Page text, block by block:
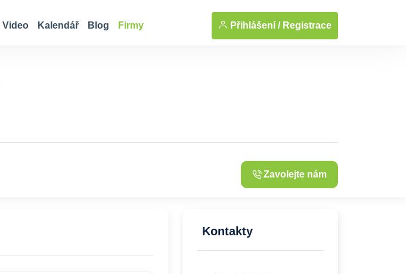
Video Kalendář Blog Firmy Přihlášení / Registrace
... Zobrazit fotografie
Zavolejte nám
Kontakty